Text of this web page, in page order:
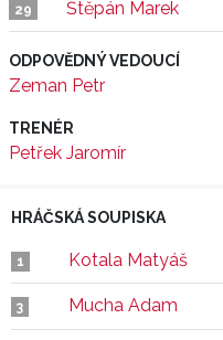
29 Štěpán Marek
ODPOVĚDNÝ VEDOUCÍ
Zeman Petr
TRENÉR
Petřek Jaromír
HRÁČSKÁ SOUPISKA
1 Kotala Matyáš
3 Mucha Adam